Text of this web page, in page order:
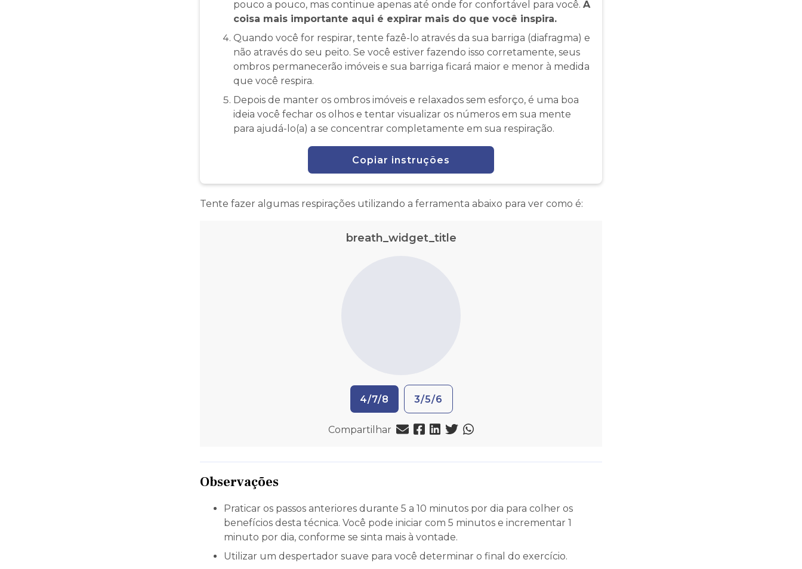
pouco a pouco, mas continue apenas até onde for confortável para você. A
coisa mais importante aqui é expirar mais do que você inspira.
Quando você for respirar, tente fazê-lo através da sua barriga (diafragma) e
não através do seu peito. Se você estiver fazendo isso corretamente, seus
ombros permanecerão imóveis e sua barriga ficará maior e menor à medida
que você respira.
Depois de manter os ombros imóveis e relaxados sem esforço, é uma boa
ideia você fechar os olhos e tentar visualizar os números em sua mente
para ajudá-lo(a) a se concentrar completamente em sua respiração.
Copiar instruções
Tente fazer algumas respirações utilizando a ferramenta abaixo para ver como é:
breath_widget_title
4/7/8 3/5/6
Compartilhar
Observações
Praticar os passos anteriores durante 5 a 10 minutos por dia para colher os
benefícios desta técnica. Você pode iniciar com 5 minutos e incrementar 1
minuto por dia, conforme se sinta mais à vontade.
Utilizar um despertador suave para você determinar o final do exercício.